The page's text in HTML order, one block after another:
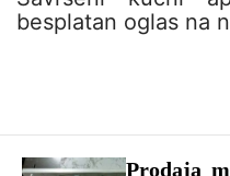
besplatan oglas na
Prodaja